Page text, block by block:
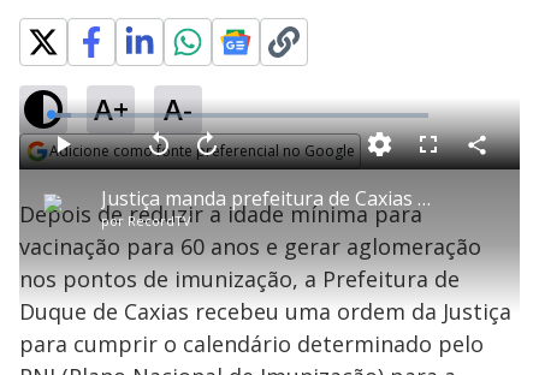
A+ A-
Adicione como fonte preferencial no Google
P
l
a
Justiça manda prefeitura de Caxias cumprir plano nacional de imunização
por RecordTV
P V
a
r
0
e
g
n
d
A
n
ç
r
1
s
e
u
n
o
s
L
o
a
d
e
5
.
5
0
%
F
l
e
C
o
i
l
Depois de reduzir a idade mínima para
vacinação para 60 anos e gerar aglomeração
nos pontos de imunização, a Prefeitura de
Duque de Caxias recebeu uma ordem da Justiça
para cumprir o calendário determinado pelo